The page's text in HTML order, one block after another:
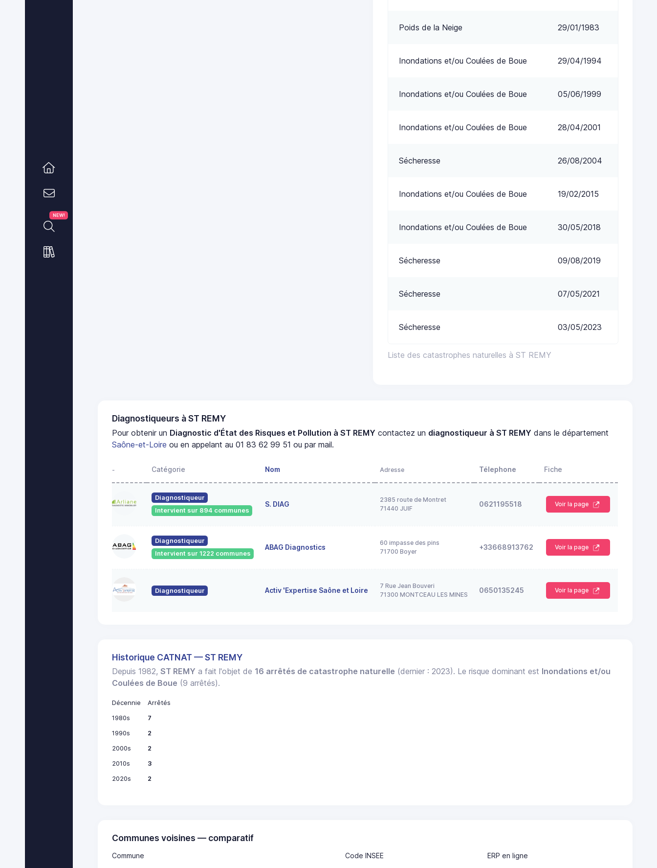
NEW!
Liste des catastrophes naturelles à ST REMY
Poids de la Neige 29/01/1983
Inondations et/ou Coulées de Boue 29/04/1994
Inondations et/ou Coulées de Boue 05/06/1999
Inondations et/ou Coulées de Boue 28/04/2001
Sécheresse 26/08/2004
Inondations et/ou Coulées de Boue 19/02/2015
Inondations et/ou Coulées de Boue 30/05/2018
Sécheresse 09/08/2019
Sécheresse 07/05/2021
Sécheresse 03/05/2023
Diagnostiqueurs à ST REMY
Pour obtenir un Diagnostic d'État des Risques et Pollution à ST REMY contactez un diagnostiqueur à ST REMY dans le département
Saône-et-Loire ou en appelant au 01 83 62 99 51 ou par mail.
- Catégorie Nom Adresse Télephone Fiche
Diagnostiqueur
Intervient sur 894 communes
S. DIAG
2385 route de Montret
71440 JUIF
0621195518 Voir la page
Diagnostiqueur
Intervient sur 1222 communes
ABAG Diagnostics
60 impasse des pins
71700 Boyer
+33668913762 Voir la page
Diagnostiqueur Activ 'Expertise Saône et Loire
7 Rue Jean Bouveri
71300 MONTCEAU LES MINES
0650135245 Voir la page
Historique CATNAT — ST REMY
Depuis 1982,ST REMY a fait l'objet de 16 arrêtés de catastrophe naturelle (dernier : 2023). Le risque dominant est Inondations et/ou
Coulées de Boue (9 arrêtés).
Décennie
Arrêtés
1980s
7
1990s
2
2000s
2
2010s
3
2020s
2
Communes voisines — comparatif
Commune Code INSEE ERP en ligne